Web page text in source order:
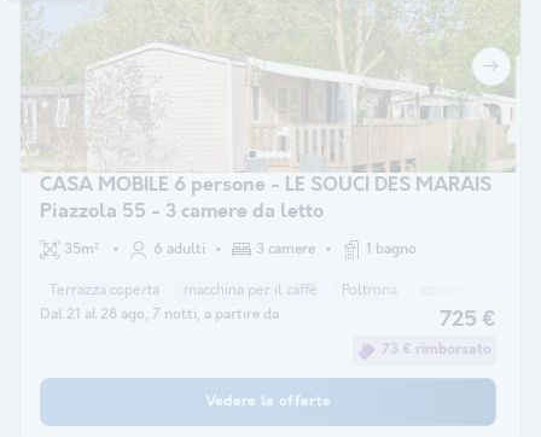
CASA MOBILE 6 persone - LE SOUCI DES MARAIS
Piazzola 55 - 3 camere da letto
35m² 6 adulti 3 camere 1 bagno
Terrazza coperta macchina per il caffè Poltrona
Dal 21 al 28 ago, 7 notti, a partire da 725 €
73 € rimborsato
Vedere le offerte